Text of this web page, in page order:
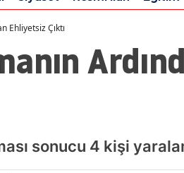
Ağrı
Aydın
Ehliyetsiz Çıktı
sonucu 4 kişi